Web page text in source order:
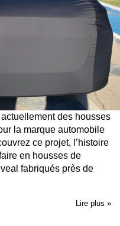
des housses
la marque automobile
ce projet, l’histoire
en housses de
fabriqués près de
Lire plus »